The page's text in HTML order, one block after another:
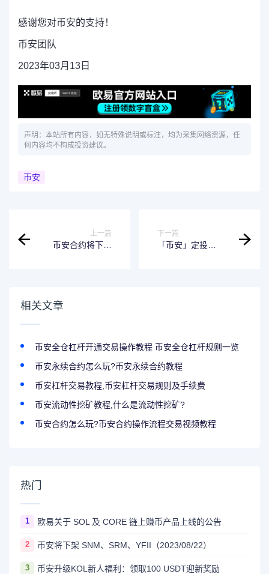
感谢您对币安的支持！
币安团队
2023年03月13日
声明：本站所有内容，如无特殊说明或标注，均为采集网络资源，任
何内容均不构成投资建议。
币安
上一篇
币安合约将下架
杠杆和保证金阶梯
下一篇
「币安」定投
相关文章
币安全仓杠杆开通交易操作教程 币安全仓杠杆规则一览
币安永续合约怎么玩?币安永续合约教程
币安杠杆交易教程,币安杠杆交易规则及手续费
币安流动性挖矿教程,什么是流动性挖矿?
币安合约怎么玩?币安合约操作流程交易视频教程
热门
1 欧易关于 SOL 及 CORE 链上赚币产品上线的公告
2 币安将下架 SNM、SRM、YFII（2023/08/22）
3 币安升级KOL新人福利：领取100 USDT迎新奖励